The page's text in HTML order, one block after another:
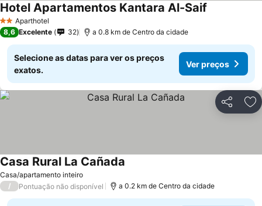
2 EstrelasAparthotel
Hotel Apartamentos Kantara Al-Saif
8,6 Excelente 32 a 0.8 km de Centro da cidade
Selecione as datas para ver os preços
exatos.
Ver preços
Partilhar
Casa/apartamento inteiro
Casa Rural La Cañada
/ Pontuação não disponível a 0.2 km de Centro da cidade